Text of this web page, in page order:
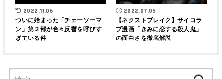
2022.11.06
ついに始まった「チェーソーマ
ン」第２部が色々反響を呼びす
ぎている件
2022.07.05
【ネクストブレイク】サイコラ
ブ漫画「きみに恋する殺人鬼」
の面白さを徹底解説